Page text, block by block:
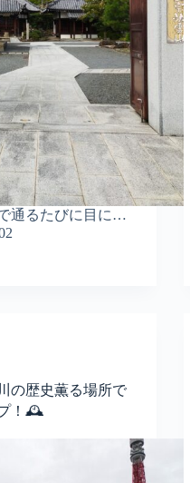
通るたびに目に…
の歴史薫る場所で
プ！🕰️